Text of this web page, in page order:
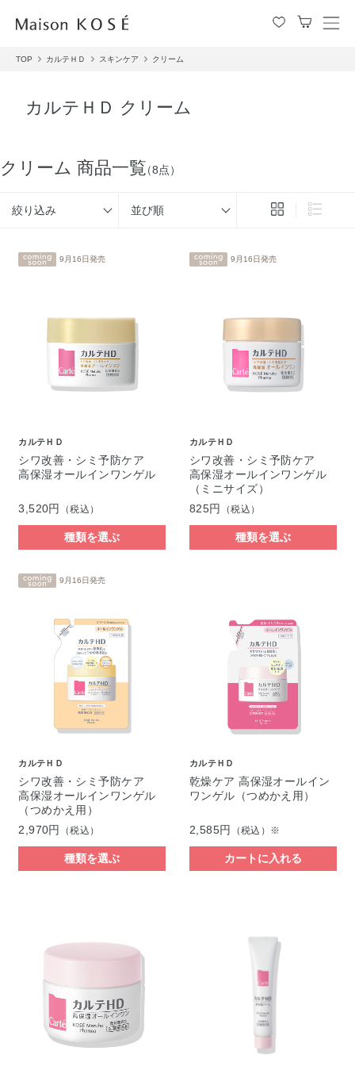
メ
TOP カルテＨＤ スキンケア クリーム
カルテＨＤ クリーム
クリーム 商品一覧（8点）
絞り込み 並び順
9月16日発売
カルテＨＤ
シワ改善・シミ予防ケア
高保湿オールインワンゲル
3,520円 （税込）
種類を選ぶ
9月16日発売
カルテＨＤ
シワ改善・シミ予防ケア
高保湿オールインワンゲル
（ミニサイズ）
825円
（税込）
種類を選ぶ
9月16日発売
カルテＨＤ
シワ改善・シミ予防ケア
高保湿オールインワンゲル
（つめかえ用）
2,970円
（税込）
種類を選ぶ
カルテＨＤ
乾燥ケア 高保湿オールイン
ワンゲル（つめかえ用）
2,585円 （税込）※
カートに入れる